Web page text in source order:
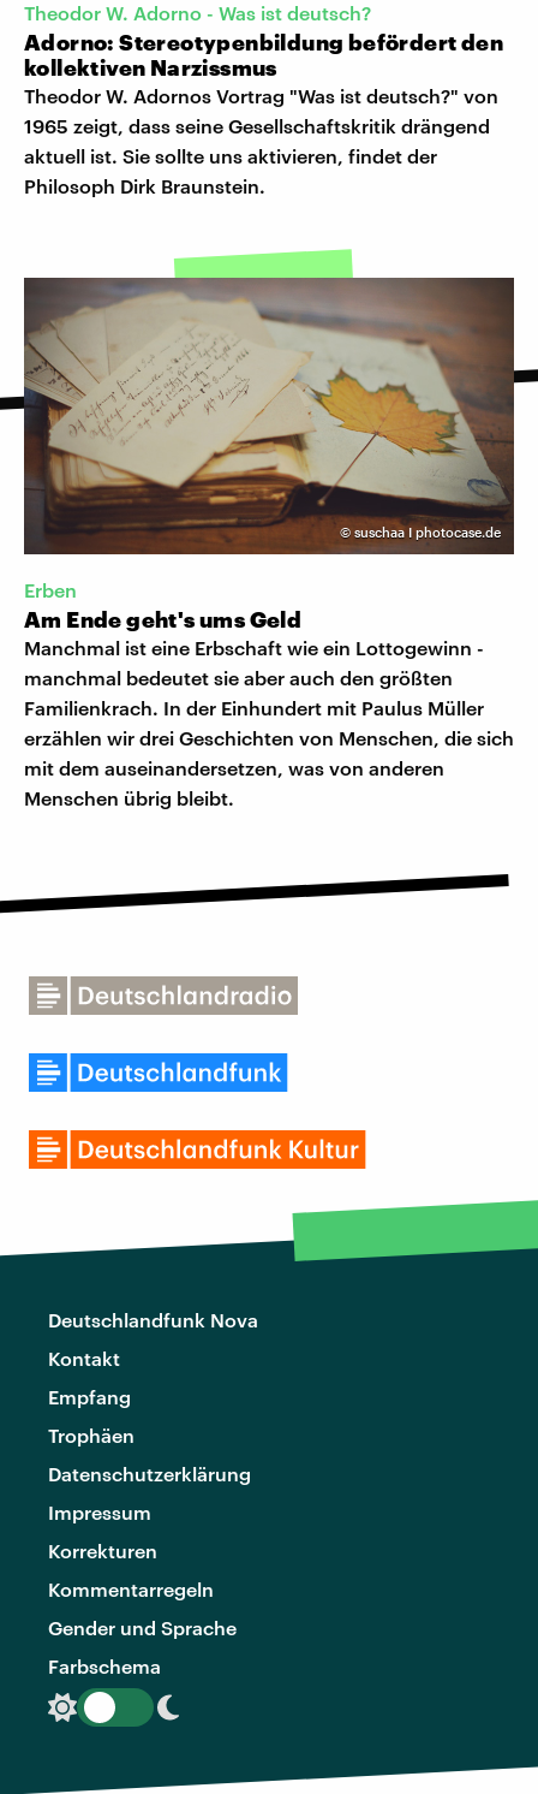
Theodor W. Adorno - Was ist deutsch?
Adorno: Stereotypenbildung befördert den
kollektiven Narzissmus
Theodor W. Adornos Vortrag "Was ist deutsch?" von
1965 zeigt, dass seine Gesellschaftskritik drängend
aktuell ist. Sie sollte uns aktivieren, findet der
Philosoph Dirk Braunstein.
© suschaa I photocase.de
Erben
Am Ende geht's ums Geld
Manchmal ist eine Erbschaft wie ein Lottogewinn -
manchmal bedeutet sie aber auch den größten
Familienkrach. In der Einhundert mit Paulus Müller
erzählen wir drei Geschichten von Menschen, die sich
mit dem auseinandersetzen, was von anderen
Menschen übrig bleibt.
Deutschlandfunk Nova
Kontakt
Empfang
Trophäen
Datenschutzerklärung
Impressum
Korrekturen
Kommentarregeln
Gender und Sprache
Farbschema